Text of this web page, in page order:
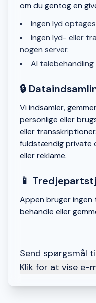
om du gentog en
Ingen lyd
Ingen lyd- eller
nogen server.
Al
🔒
Vi indsamler,
personlige eller
eller
fuldstændig private
eller reklame.
📱
Appen bruger
behandle eller
Send spørgsmål
Klik for at vise e-